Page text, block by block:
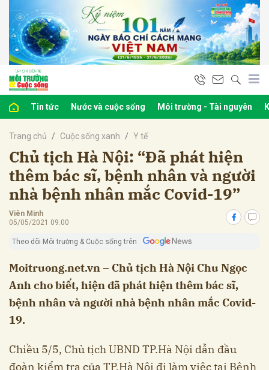
Tin tức Nước và cuộc sống Môi trường - Tài nguyên
Trang chủ Cuộc sống xanh Y tế
Chủ tịch Hà Nội: “Đã phát hiện
thêm bác sĩ, bệnh nhân và người
nhà bệnh nhân mắc Covid-19”
Viên Minh
05/05/2021 09:00
Theo dõi Môi trường & Cuộc sống trên
Moitruong.net.vn – Chủ tịch Hà Nội Chu Ngọc
Anh cho biết, hiện đã phát hiện thêm bác sĩ,
bệnh nhân và người nhà bệnh nhân mắc Covid-
19.
Chiều 5/5, Chủ tịch UBND TP.Hà Nội dẫn đầu
đoàn kiểm tra của TP.Hà Nội đi làm việc tại Bệnh
luận
Hủy